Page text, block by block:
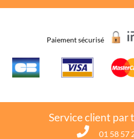
Paiement sécurisé
Service client par
01 58 57